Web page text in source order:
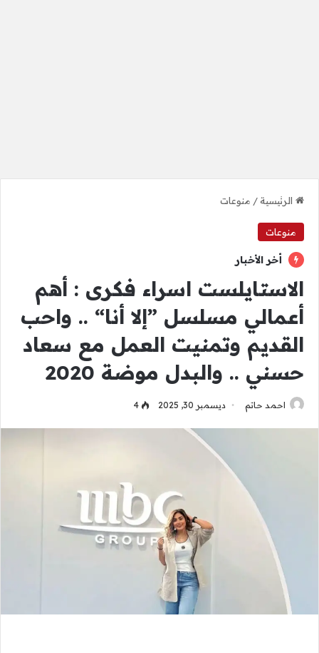
الرئيسية/ منوعات
منوعات
أخر الأخبار
الاستايلست اسراء فكرى : أهم
أعمالي مسلسل ”إلا أنا“ .. واحب
القديم وتمنيت العمل مع سعاد
حسني .. والبدل موضة 2020
احمد حاتم ديسمبر 30, 2025 4